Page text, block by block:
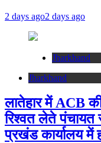
2 days ago2 days ago
Jharkhand
Jharkhand
लातेहार में ACB
रिश्वत लेते पंचायत
प्रखंड कार्यालय